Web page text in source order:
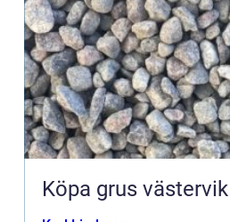
Köpa grus västervik